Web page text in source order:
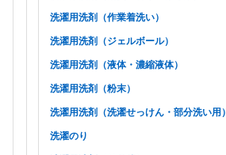
洗濯用洗剤（作業着洗い）
洗濯用洗剤（ジェルボール）
洗濯用洗剤（液体・濃縮液体）
洗濯用洗剤（粉末）
洗濯用洗剤（洗濯せっけん・部分洗い用）
洗濯のり